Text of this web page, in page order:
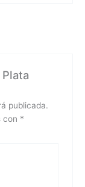
publicada.
con *